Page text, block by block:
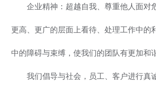
企业精神：超越自我、尊重他人面对
更高、更广的层面上看待、处理工作中的
中的障碍与束缚，使我们的团队有更加和
我们倡导与社会，员工、客户进行真